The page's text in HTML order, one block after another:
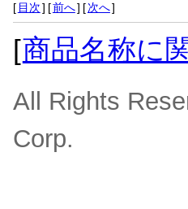
[ 目次] [前へ] [次へ]
[商品名称に
All Rights
Corp.